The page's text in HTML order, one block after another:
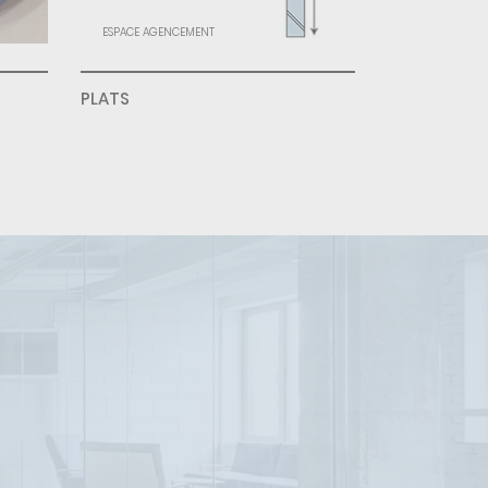
ESPACE AGENCEMENT
PLATS